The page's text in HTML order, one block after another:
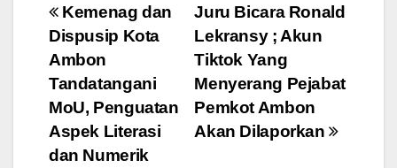
Navigasi
pos
Juru Bicara Ronald
Lekransy ; Akun
Tiktok Yang
Menyerang Pejabat
Pemkot Ambon
Akan Dilaporkan
Kemenag dan
Dispusip Kota
Ambon
Tandatangani
MoU, Penguatan
Aspek Literasi
dan Numerik